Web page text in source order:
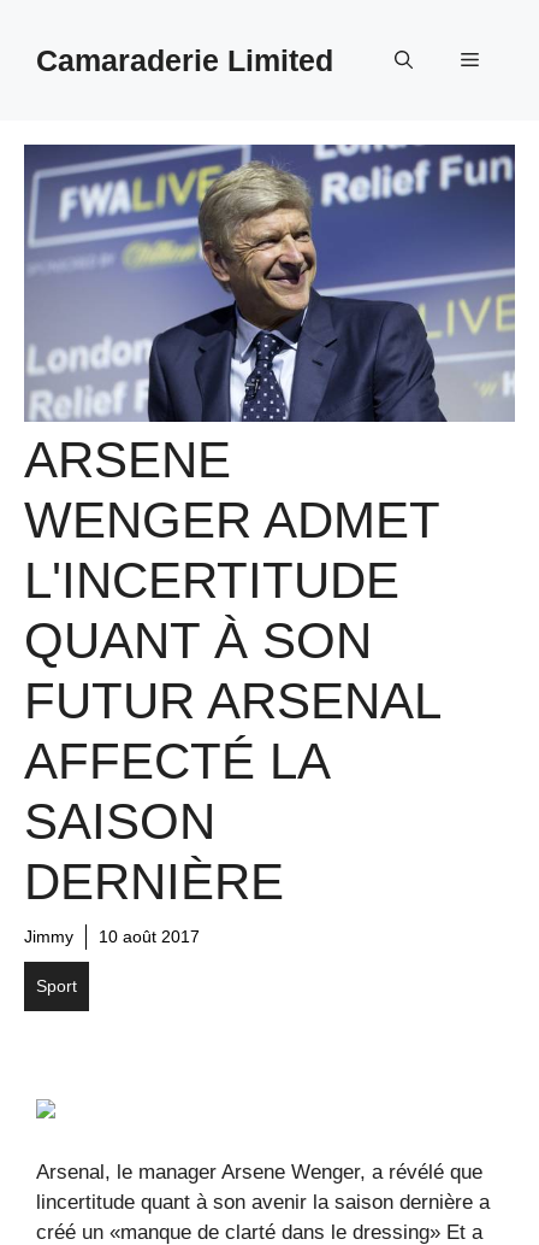
contenuCamaraderie Limited Menu
ARSENE
WENGER ADMET
L'INCERTITUDE
QUANT À SON
FUTUR ARSENAL
AFFECTÉ LA
SAISON
DERNIÈRE
Jimmy 10 août 2017
Sport
Arsenal, le manager Arsene Wenger, a révélé que
lincertitude quant à son avenir la saison dernière a
créé un «manque de clarté dans le dressing» Et a